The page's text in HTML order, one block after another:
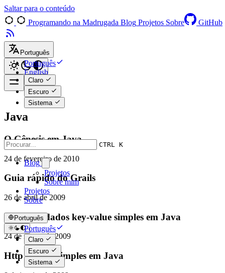
Saltar para o conteúdo
Programando na Madrugada Blog Projetos Sobre GitHub
Português
Português
English
Claro
Escuro
Sistema
CTRL K
Blog
Projetos
Sobre mim
Projetos
Sobre
Português
Português
English
Claro
Escuro
Sistema
Java
O Gênesis em Java
24 de fevereiro de 2010
Guia rápido do Grails
26 de abril de 2009
Banco de dados key-value simples em Java
24 de março de 2009
Http Server Simples em Java